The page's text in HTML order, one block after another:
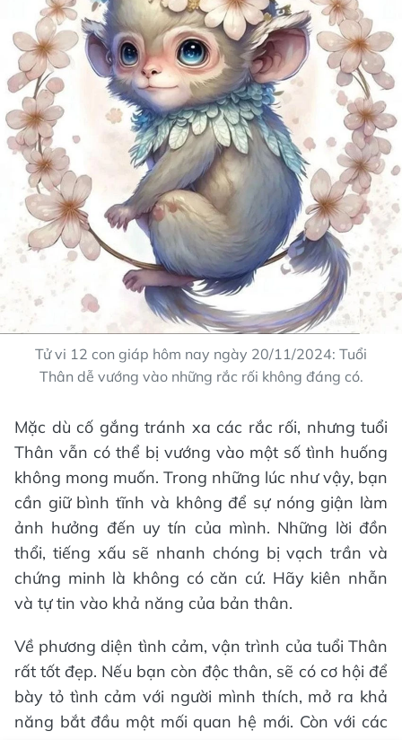
Tử vi 12 con giáp hôm nay ngày 20/11/2024: Tuổi
Thân dễ vướng vào những rắc rối không đáng có.
Mặc dù cố gắng tránh xa các rắc rối, nhưng tuổi
Thân vẫn có thể bị vướng vào một số tình huống
không mong muốn. Trong những lúc như vậy, bạn
cần giữ bình tĩnh và không để sự nóng giận làm
ảnh hưởng đến uy tín của mình. Những lời đồn
thổi, tiếng xấu sẽ nhanh chóng bị vạch trần và
chứng minh là không có căn cứ. Hãy kiên nhẫn
và tự tin vào khả năng của bản thân.
Về phương diện tình cảm, vận trình của tuổi Thân
rất tốt đẹp. Nếu bạn còn độc thân, sẽ có cơ hội để
bày tỏ tình cảm với người mình thích, mở ra khả
năng bắt đầu một mối quan hệ mới. Còn với các